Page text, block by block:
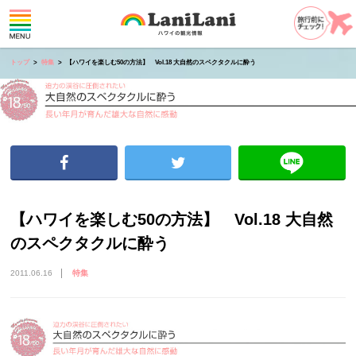
トップ 特集 【ハワイを楽しむ50の方法】 Vol.18 大自然のスペクタクルに酔う
【ハワイを楽しむ50の方法】 Vol.18 大自然
のスペクタクルに酔う
2011.06.16 特集